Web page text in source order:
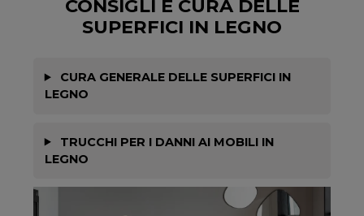
CONSIGLI E CURA DELLE
SUPERFICI IN LEGNO
CURA GENERALE DELLE SUPERFICI IN
LEGNO
TRUCCHI PER I DANNI AI MOBILI IN
LEGNO